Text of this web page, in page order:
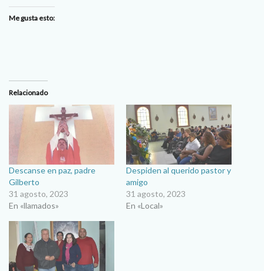
Me gusta esto:
Relacionado
Descanse en paz, padre
Gilberto
31 agosto, 2023
En «llamados»
Despiden al querido pastor y
amigo
31 agosto, 2023
En «Local»